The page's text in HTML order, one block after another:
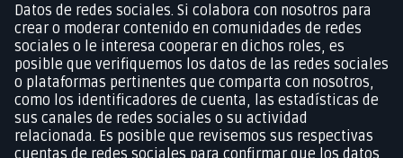
Datos de redes sociales. Si colabora con nosotros para
crear o moderar contenido en comunidades de redes
sociales o le interesa cooperar en dichos roles, es
posible que verifiquemos los datos de las redes sociales
o plataformas pertinentes que comparta con nosotros,
como los identificadores de cuenta, las estadísticas de
sus canales de redes sociales o su actividad
relacionada. Es posible que revisemos sus respectivas
cuentas de redes sociales para confirmar que los datos